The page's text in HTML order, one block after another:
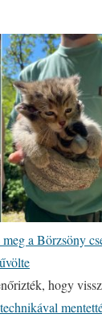
a Börzsöny
hogy